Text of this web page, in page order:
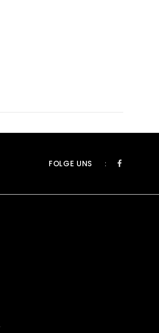
FOLGE UNS :